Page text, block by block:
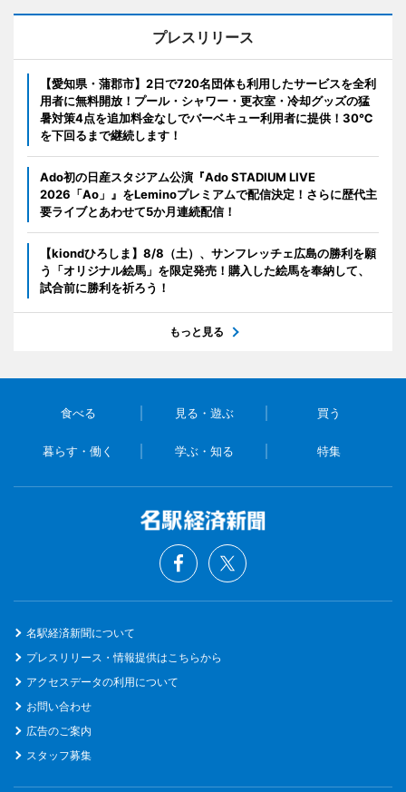
プレスリリース
【愛知県・蒲郡市】2日で720名団体も利用したサービスを全利
用者に無料開放！プール・シャワー・更衣室・冷却グッズの猛
暑対策4点を追加料金なしでバーベキュー利用者に提供！30℃
を下回るまで継続します！
Ado初の日産スタジアム公演『Ado STADIUM LIVE
2026「Ao」』をLeminoプレミアムで配信決定！さらに歴代主
要ライブとあわせて5か月連続配信！
【kiondひろしま】8/8（土）、サンフレッチェ広島の勝利を願
う「オリジナル絵馬」を限定発売！購入した絵馬を奉納して、
試合前に勝利を祈ろう！
もっと見る
食べる 見る・遊ぶ 買う
暮らす・働く 学ぶ・知る 特集
名駅経済新聞について
プレスリリース・情報提供はこちらから
アクセスデータの利用について
お問い合わせ
広告のご案内
スタッフ募集